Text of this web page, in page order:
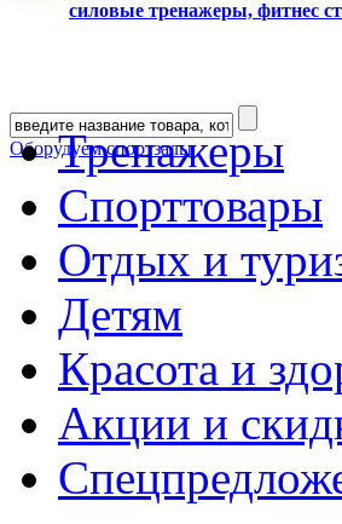
Оборудуем спортзалы
Тренажеры
Спорттовары
Отдых и
Детям
Красота и
Акции и